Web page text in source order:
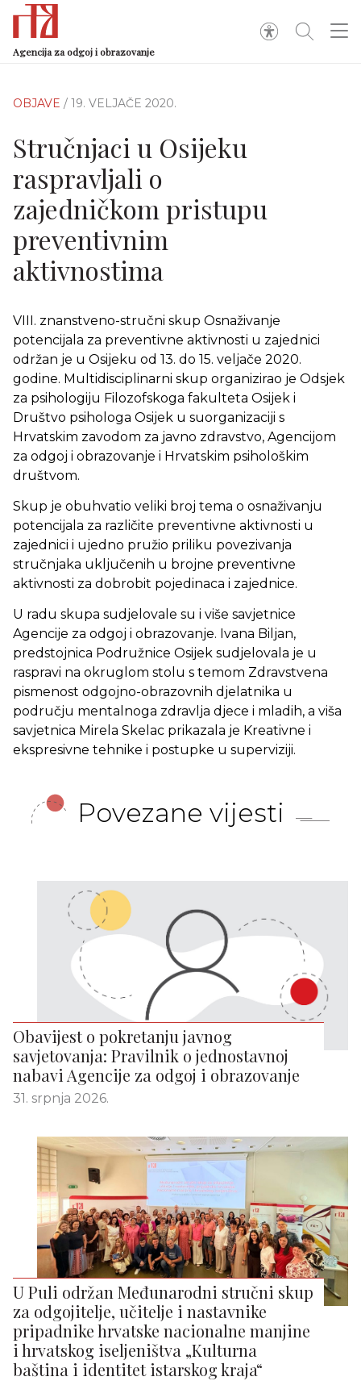
Agencija za odgoj i obrazovanje
OBJAVE / 19. VELJAČE 2020.
Stručnjaci u Osijeku
raspravljali o
zajedničkom pristupu
preventivnim
aktivnostima
VIII. znanstveno-stručni skup Osnaživanje
potencijala za preventivne aktivnosti u zajednici
održan je u Osijeku od 13. do 15. veljače 2020.
godine. Multidisciplinarni skup organizirao je Odsjek
za psihologiju Filozofskoga fakulteta Osijek i
Društvo psihologa Osijek u suorganizaciji s
Hrvatskim zavodom za javno zdravstvo, Agencijom
za odgoj i obrazovanje i Hrvatskim psihološkim
društvom.
Skup je obuhvatio veliki broj tema o osnaživanju
potencijala za različite preventivne aktivnosti u
zajednici i ujedno pružio priliku povezivanja
stručnjaka uključenih u brojne preventivne
aktivnosti za dobrobit pojedinaca i zajednice.
U radu skupa sudjelovale su i više savjetnice
Agencije za odgoj i obrazovanje. Ivana Biljan,
predstojnica Podružnice Osijek sudjelovala je u
raspravi na okruglom stolu s temom Zdravstvena
pismenost odgojno-obrazovnih djelatnika u
području mentalnoga zdravlja djece i mladih, a viša
savjetnica Mirela Skelac prikazala je Kreativne i
ekspresivne tehnike i postupke u superviziji.
Povezane vijesti
Obavijest o pokretanju javnog
savjetovanja: Pravilnik o jednostavnoj
nabavi Agencije za odgoj i obrazovanje
31. srpnja 2026.
U Puli održan Međunarodni stručni skup
za odgojitelje, učitelje i nastavnike
pripadnike hrvatske nacionalne manjine
i hrvatskog iseljeništva „Kulturna
baština i identitet istarskog kraja“